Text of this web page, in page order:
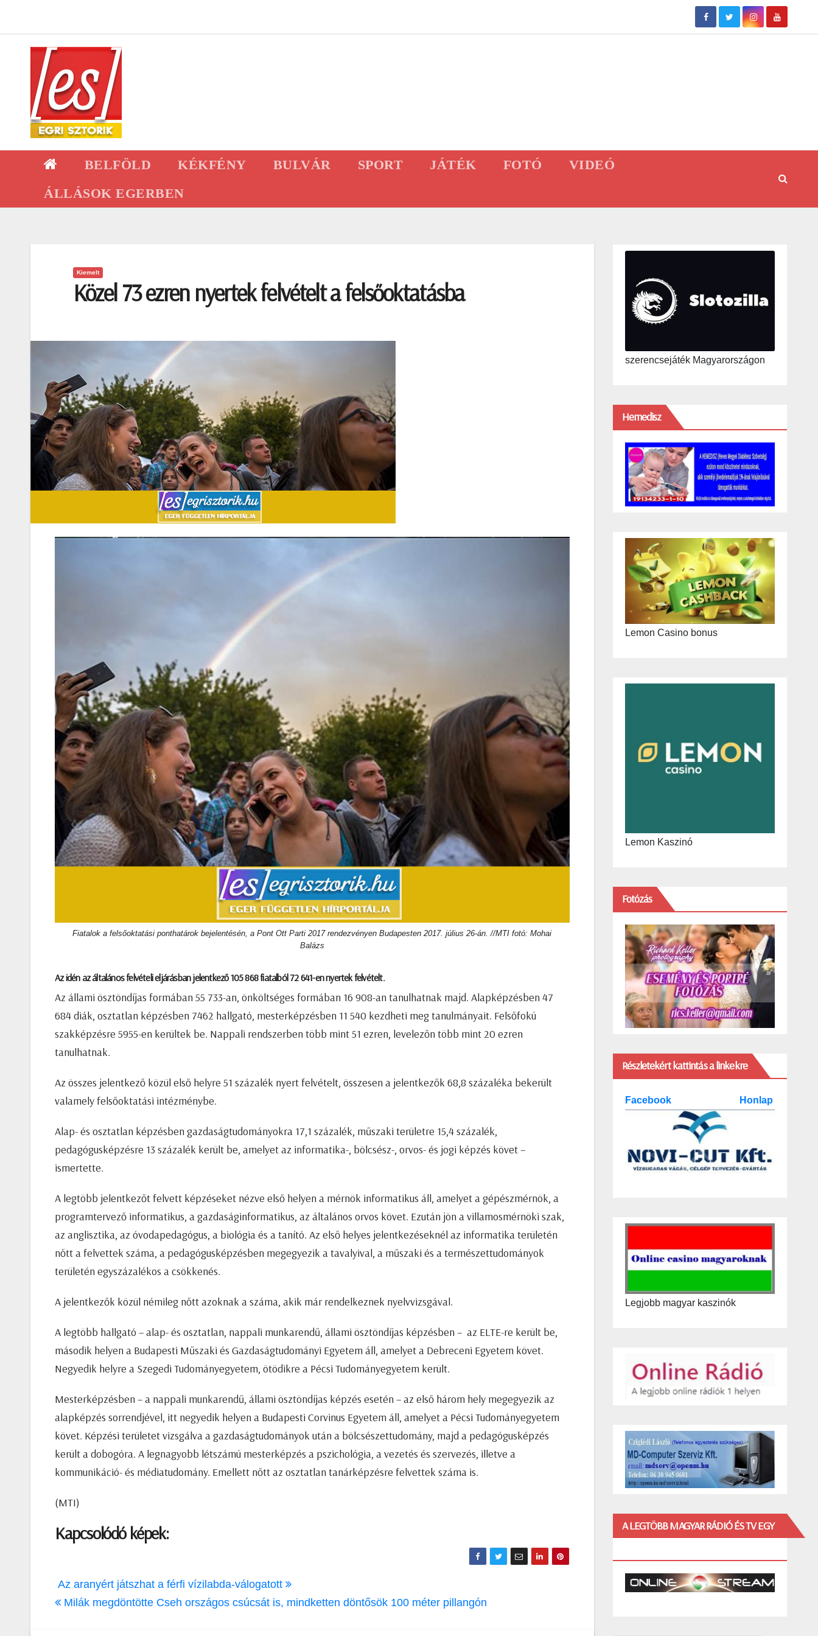
content
BELFÖLD KÉKFÉNY BULVÁR SPORT JÁTÉK FOTÓ
VIDEÓ
ÁLLÁSOK EGERBEN
Kiemelt
Közel 73 ezren nyertek felvételt a felsőoktatásba
Fiatalok a felsőoktatási ponthatárok bejelentésén, a Pont Ott Parti 2017 rendezvényen Budapesten 2017. július 26-án. //MTI fotó: Mohai
Balázs
Az idén az általános felvételi eljárásban jelentkező 105 868 fiatalból 72 641-en nyertek felvételt.
Az állami ösztöndíjas formában 55 733-an, önköltséges formában 16 908-an tanulhatnak majd. Alapképzésben 47
684 diák, osztatlan képzésben 7462 hallgató, mesterképzésben 11 540 kezdheti meg tanulmányait. Felsőfokú
szakképzésre 5955-en kerültek be. Nappali rendszerben több mint 51 ezren, levelezőn több mint 20 ezren
tanulhatnak.
Az összes jelentkező közül első helyre 51 százalék nyert felvételt, összesen a jelentkezők 68,8 százaléka bekerült
valamely felsőoktatási intézménybe.
Alap- és osztatlan képzésben gazdaságtudományokra 17,1 százalék, műszaki területre 15,4 százalék,
pedagógusképzésre 13 százalék került be, amelyet az informatika-, bölcsész-, orvos- és jogi képzés követ –
ismertette.
A legtöbb jelentkezőt felvett képzéseket nézve első helyen a mérnök informatikus áll, amelyet a gépészmérnök, a
programtervező informatikus, a gazdaságinformatikus, az általános orvos követ. Ezután jön a villamosmérnöki szak,
az anglisztika, az óvodapedagógus, a biológia és a tanító. Az első helyes jelentkezéseknél az informatika területén
nőtt a felvettek száma, a pedagógusképzésben megegyezik a tavalyival, a műszaki és a természettudományok
területén egyszázalékos a csökkenés.
A jelentkezők közül némileg nőtt azoknak a száma, akik már rendelkeznek nyelvvizsgával.
A legtöbb hallgató – alap- és osztatlan, nappali munkarendű, állami ösztöndíjas képzésben – az ELTE-re került be,
második helyen a Budapesti Műszaki és Gazdaságtudományi Egyetem áll, amelyet a Debreceni Egyetem követ.
Negyedik helyre a Szegedi Tudományegyetem, ötödikre a Pécsi Tudományegyetem került.
Mesterképzésben – a nappali munkarendű, állami ösztöndíjas képzés esetén – az első három hely megegyezik az
alapképzés sorrendjével, itt negyedik helyen a Budapesti Corvinus Egyetem áll, amelyet a Pécsi Tudományegyetem
követ. Képzési területet vizsgálva a gazdaságtudományok után a bölcsészettudomány, majd a pedagógusképzés
került a dobogóra. A legnagyobb létszámú mesterképzés a pszichológia, a vezetés és szervezés, illetve a
kommunikáció- és médiatudomány. Emellett nőtt az osztatlan tanárképzésre felvettek száma is.
(MTI)
Kapcsolódó képek:
Bejegyzés
navigáció
Az aranyért játszhat a férfi vízilabda-válogatott
Milák megdöntötte Cseh országos csúcsát is, mindketten döntősök 100 méter pillangón
szerencsejáték Magyarországon
Hemedisz
Lemon Casino bonus
Lemon Kaszinó
Fotózás
Részletekért kattintás a linkekre
Facebook Honlap
Legjobb magyar kaszinók
A LEGTÖBB MAGYAR RÁDIÓ ÉS TV EGY